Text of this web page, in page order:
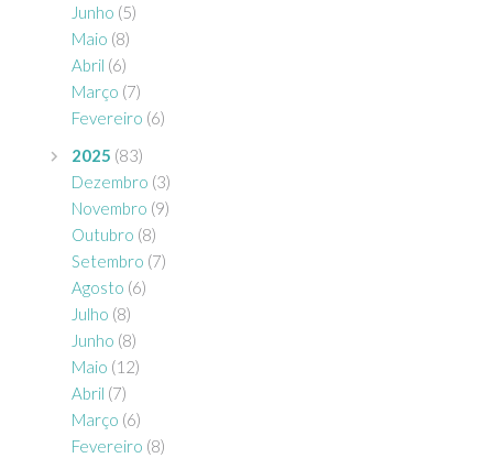
Junho (5)
Maio (8)
Abril (6)
Março (7)
Fevereiro (6)
2025 (83)
Dezembro (3)
Novembro (9)
Outubro (8)
Setembro (7)
Agosto (6)
Julho (8)
Junho (8)
Maio (12)
Abril (7)
Março (6)
Fevereiro (8)